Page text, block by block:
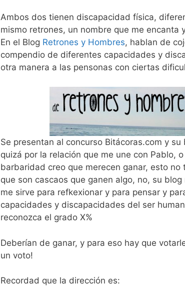
Ambos dos tienen discapacidad física,
mismo retrones, un nombre que me encanta
En el Blog Retrones y Hombres, hablan de
compendio de diferentes capacidades y
otra manera a las pensonas con ciertas
Se presentan al concurso Bitácoras.com y
quizá por la relación que me une con Pablo,
barbaridad creo que merecen ganar, esto
que son cascaos que ganen algo, no, su
me sirve para refkexionar y para pensar y
capacidades y discapacidades del ser
reconozca el grado X%
Deberían de ganar, y para eso hay que
un voto!
Recordad que la dirección es: